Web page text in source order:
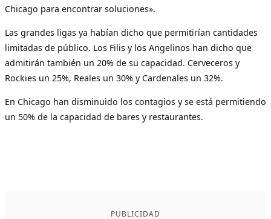
Chicago para encontrar soluciones».
Las grandes ligas ya habían dicho que permitirían cantidades
limitadas de público. Los Filis y los Angelinos han dicho que
admitirán también un 20% de su capacidad. Cerveceros y
Rockies un 25%, Reales un 30% y Cardenales un 32%.
En Chicago han disminuido los contagios y se está permitiendo
un 50% de la capacidad de bares y restaurantes.
PUBLICIDAD